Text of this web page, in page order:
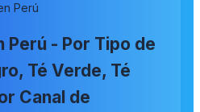
Perú
Perú - Por Tipo de
Té Verde, Té
Canal de